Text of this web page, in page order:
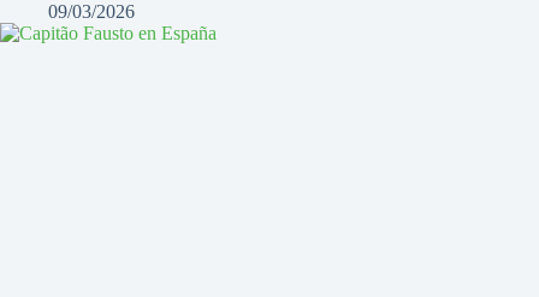
09/03/2026